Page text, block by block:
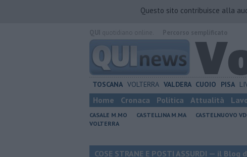
Questo sito contribuisce alla
TOSCANA VOLTERRA VALDERA CUOIO PISA
Home Cronaca Politica Attualità
CASALE M.MO CASTELLINA M.MA CASTELNUOVO
VOLTERRA
COSE STRANE E POSTI ASSURDI — il Blog